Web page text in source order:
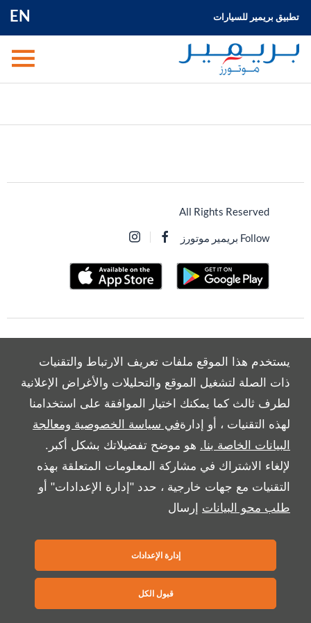
يستخدم هذا الموقع ملفات تعريف الارتباط والتقنيات
ذات الصلة لتشغيل الموقع والتحليلات والأغراض الإعلانية
لطرف ثالث كما يمكنك اختيار الموافقة على استخدامنا
لهذه التقنيات ، أو إدارةفي سياسة الخصوصية ومعالجة
البيانات الخاصة بنا. هو موضح تفضيلاتك بشكل أكبر.
لإلغاء الاشتراك في مشاركة المعلومات المتعلقة بهذه
التقنيات مع جهات خارجية ، حدد "إدارة الإعدادات" أو
طلب محو البيانات إرسال
إدارة الإعدادات
قبول الكل
EN تطبيق بريمير للسيارات
All Rights Reserved
Follow بريمير موتورز
Copyright © 2026 بريمير موتورز